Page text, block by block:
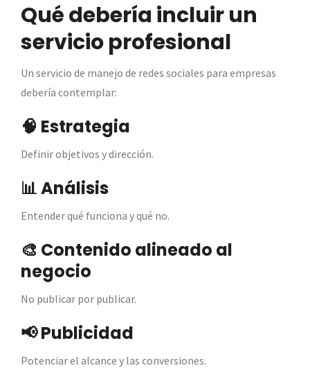
Qué debería incluir un
servicio profesional
Un servicio de manejo de redes sociales para empresas
debería contemplar:
🧠 Estrategia
Definir objetivos y dirección.
📊 Análisis
Entender qué funciona y qué no.
🎨 Contenido alineado al
negocio
No publicar por publicar.
📢 Publicidad
Potenciar el alcance y las conversiones.